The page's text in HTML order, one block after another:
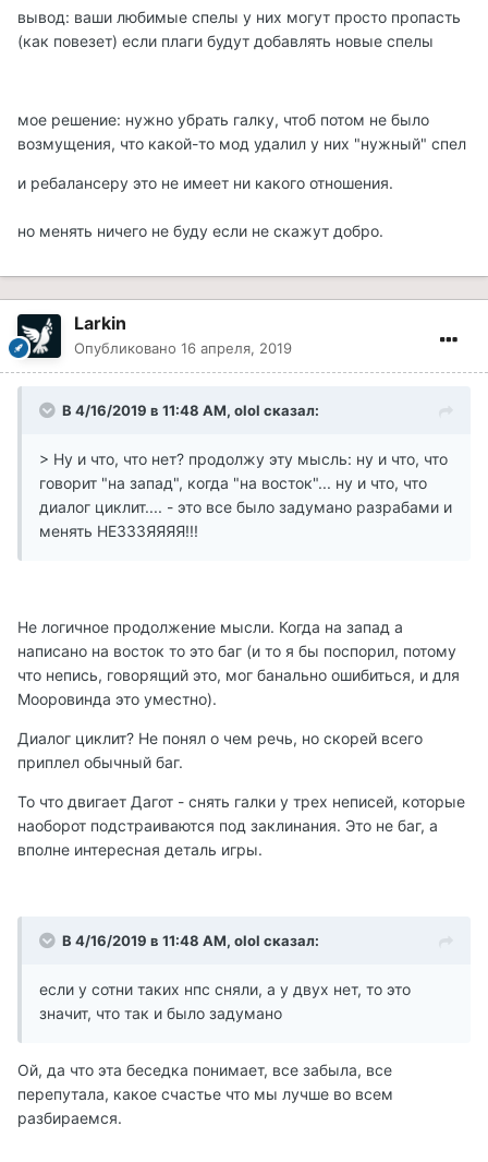
вывод: ваши любимые спелы у них могут просто пропасть
(как повезет) если плаги будут добавлять новые спелы
мое решение: нужно убрать галку, чтоб потом не было
возмущения, что какой-то мод удалил у них "нужный" спел
и ребалансеру это не имеет ни какого отношения.
но менять ничего не буду если не скажут добро.
Larkin
Опубликовано 16 апреля, 2019
В 4/16/2019 в 11:48 AM, olol сказал:
> Ну и что, что нет? продолжу эту мысль: ну и что, что
говорит "на запад", когда "на восток"... ну и что, что
диалог циклит.... - это все было задумано разрабами и
менять НЕЗЗЗЯЯЯЯ!!!
Не логичное продолжение мысли. Когда на запад а
написано на восток то это баг (и то я бы поспорил, потому
что непись, говорящий это, мог банально ошибиться, и для
Мооровинда это уместно).
Диалог циклит? Не понял о чем речь, но скорей всего
приплел обычный баг.
То что двигает Дагот - снять галки у трех неписей, которые
наоборот подстраиваются под заклинания. Это не баг, а
вполне интересная деталь игры.
В 4/16/2019 в 11:48 AM, olol сказал:
если у сотни таких нпс сняли, а у двух нет, то это
значит, что так и было задумано
Ой, да что эта беседка понимает, все забыла, все
перепутала, какое счастье что мы лучше во всем
разбираемся.